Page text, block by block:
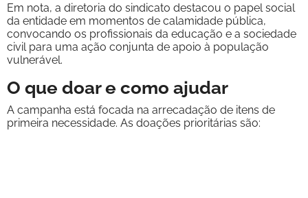
Em nota, a diretoria do sindicato destacou o papel social
da entidade em momentos de calamidade pública,
convocando os profissionais da educação e a sociedade
civil para uma ação conjunta de apoio à população
vulnerável.
O que doar e como ajudar
A campanha está focada na arrecadação de itens de
primeira necessidade. As doações prioritárias são: